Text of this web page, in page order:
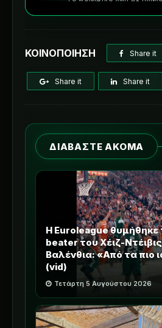
ΚΟΙΝΟΠΟΙΗΣΗ Share it
Share it Share it
ΔΙΑΒΑΣΤΕ ΑΚΟΜΑ
Η Euroleague θυμήθηκε
beater του Χέιζ-
Βαλένθια: «Από τα πιο
(vid)
Τετάρτη 5 Αυγούστου 2026